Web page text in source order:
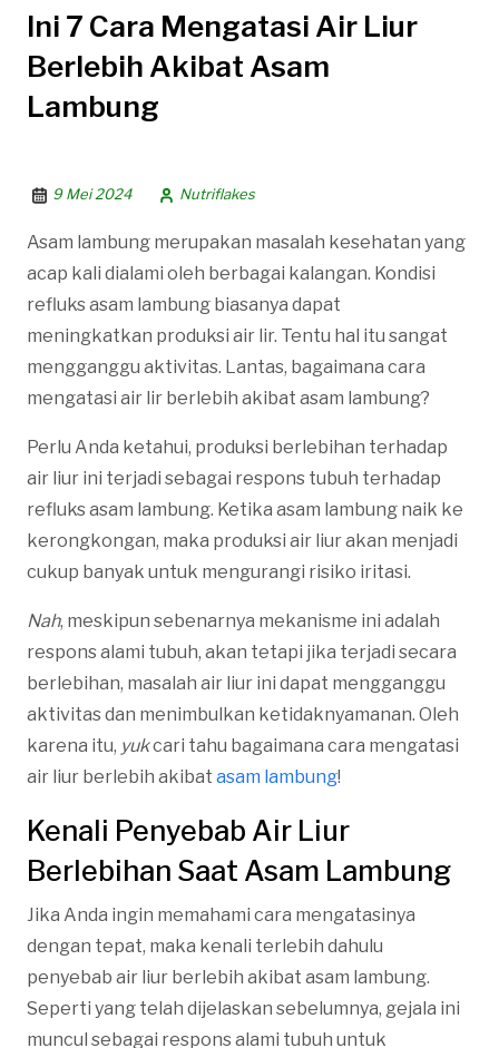
Ini 7 Cara Mengatasi Air Liur
Berlebih Akibat Asam
Lambung
9 Mei 2024 Nutriflakes
Asam lambung merupakan masalah kesehatan yang
acap kali dialami oleh berbagai kalangan. Kondisi
refluks asam lambung biasanya dapat
meningkatkan produksi air lir. Tentu hal itu sangat
mengganggu aktivitas. Lantas, bagaimana cara
mengatasi air lir berlebih akibat asam lambung?
Perlu Anda ketahui, produksi berlebihan terhadap
air liur ini terjadi sebagai respons tubuh terhadap
refluks asam lambung. Ketika asam lambung naik ke
kerongkongan, maka produksi air liur akan menjadi
cukup banyak untuk mengurangi risiko iritasi.
Nah, meskipun sebenarnya mekanisme ini adalah
respons alami tubuh, akan tetapi jika terjadi secara
berlebihan, masalah air liur ini dapat mengganggu
aktivitas dan menimbulkan ketidaknyamanan. Oleh
karena itu, yukcari tahu bagaimana cara mengatasi
air liur berlebih akibat asam lambung!
Kenali Penyebab Air Liur
Berlebihan Saat Asam Lambung
Jika Anda ingin memahami cara mengatasinya
dengan tepat, maka kenali terlebih dahulu
penyebab air liur berlebih akibat asam lambung.
Seperti yang telah dijelaskan sebelumnya, gejala ini
muncul sebagai respons alami tubuh untuk